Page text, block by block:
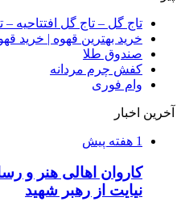
تاج گل – تاج گل افتتاحیه –
خرید بهترین قهوه | خرید
صندوق طلا
کفش چرم مردانه
وام فوری
آخرین اخبار
1 هفته پیش
کاروان اهالی هنر و
نیایت از رهبر شهید